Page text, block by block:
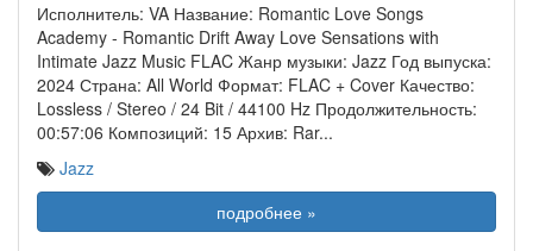
Исполнитель: VA Название: Romantic Love Songs
Academy - Romantic Drift Away Love Sensations with
Intimate Jazz Music FLAC Жанр музыки: Jazz Год выпуска:
2024 Страна: All World Формат: FLAC + Cover Качество:
Lossless / Stereo / 24 Bit / 44100 Hz Продолжительность:
00:57:06 Композиций: 15 Архив: Rar...
Jazz
подробнее »